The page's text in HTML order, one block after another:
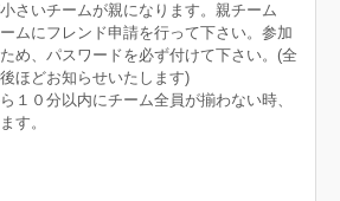
さいチームが親になります。親チーム
ムにフレンド申請を行って下さい。参加
め、パスワードを必ず付けて下さい。(全
ほどお知らせいたします)
１０分以内にチーム全員が揃わない時、
す。